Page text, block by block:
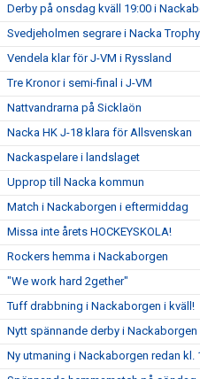
Derby på onsdag kväll 19:00 i
Svedjeholmen segrare i Nacka Trophy
Vendela klar för J-VM i Ryssland
Tre Kronor i semi-final i J-VM
Nattvandrarna på Sicklaön
Nacka HK J-18 klara för Allsvenskan
Nackaspelare i landslaget
Upprop till Nacka kommun
Match i Nackaborgen i eftermiddag
Missa inte årets HOCKEYSKOLA!
Rockers hemma i Nackaborgen
"We work hard 2gether"
Tuff drabbning i Nackaborgen i kväll!
Nytt spännande derby i Nackaborgen
Ny utmaning i Nackaborgen redan kl.